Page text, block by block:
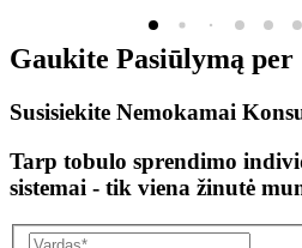
Gaukite Pasiūlymą per
Susisiekite Nemokamai
Tarp tobulo sprendimo
sistemai - tik viena žinutė